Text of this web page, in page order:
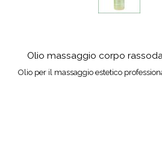
Olio massaggio corpo
Olio per il massaggio estetico